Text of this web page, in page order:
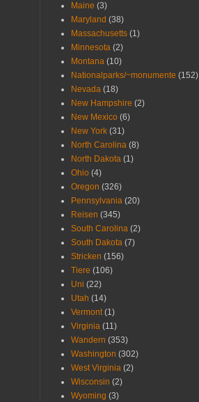
Maine (3)
Maryland (38)
Massachusetts (1)
Minnesota (2)
Montana (10)
Nationalparks/~monumente (152)
Nevada (18)
New Hampshire (2)
New Mexico (6)
New York (31)
North Carolina (8)
North Dakota (1)
Ohio (4)
Oregon (326)
Pennsylvania (20)
Reisen (345)
South Carolina (2)
South Dakota (7)
Stricken (156)
Tiere (106)
Uni (22)
Utah (14)
Vermont (1)
Virginia (11)
Wandern (353)
Washington (302)
West Virginia (2)
Wisconsin (2)
Wyoming (3)